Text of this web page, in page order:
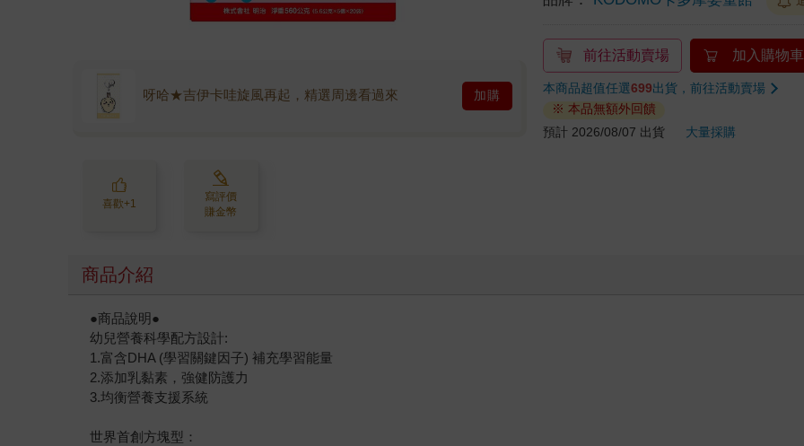
呀哈★吉伊卡哇旋風再起，精選周邊看過來 加購
喜歡+1
寫評價
賺金幣
前往活動賣場 加入購物車
本商品超值任選699出貨，前往活動賣場
※ 本品無額外回饋
預計 2026/08/07 出貨
大量採購
商品介紹
●商品說明●
幼兒營養科學配方設計:
1.富含DHA (學習關鍵因子) 補充學習能量
2.添加乳黏素，強健防護力
3.均衡營養支援系統
世界首創方塊型：